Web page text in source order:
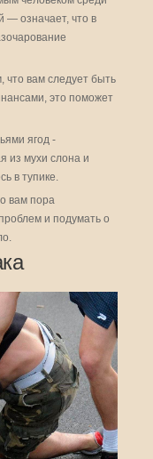
— означает, что в
вам следует быть
это поможет
ягод -
из мухи слона и
в тупике.
вам пора
и подумать о